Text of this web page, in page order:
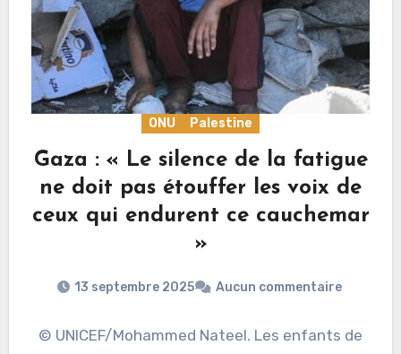
ONU Palestine
Gaza : « Le silence de la fatigue
ne doit pas étouffer les voix de
ceux qui endurent ce cauchemar
»
13 septembre 2025 Aucun commentaire
© UNICEF/Mohammed Nateel. Les enfants de